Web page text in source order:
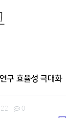
구 효율성 극대화
0